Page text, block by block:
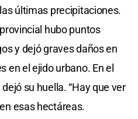
últimas precipitaciones.
hubo puntos
y dejó graves daños en
en el ejido urbano. En el
su huella. “Hay que ver
esas hectáreas.